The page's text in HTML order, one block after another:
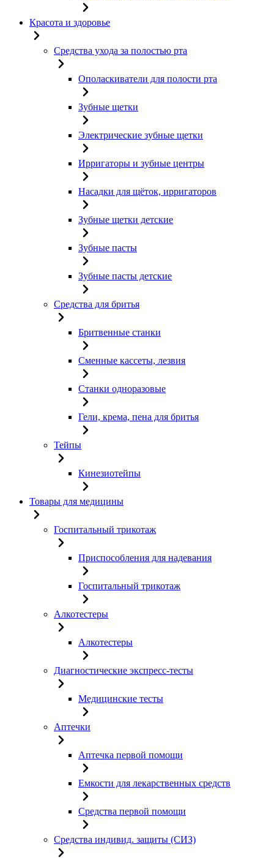
Красота и здоровье
Средства ухода за полостью рта
Ополаскиватели для полости рта
Зубные щетки
Электрические зубные щетки
Ирригаторы и зубные центры
Насадки для щёток, ирригаторов
Зубные щетки детские
Зубные пасты
Зубные пасты детские
Средства для бритья
Бритвенные станки
Сменные кассеты, лезвия
Станки одноразовые
Гели, крема, пена для бритья
Тейпы
Кинезиотейпы
Товары для медицины
Госпитальный трикотаж
Приспособления для надевания
Госпитальный трикотаж
Алкотестеры
Алкотестеры
Диагностические экспресс-тесты
Медицинские тесты
Аптечки
Аптечка первой помощи
Емкости для лекарственных средств
Средства первой помощи
Средства индивид. защиты (СИЗ)